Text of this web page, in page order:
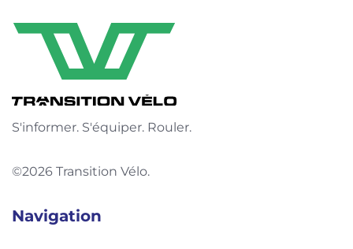
S'informer. S'équiper. Rouler.
©2026 Transition Vélo.
Navigation